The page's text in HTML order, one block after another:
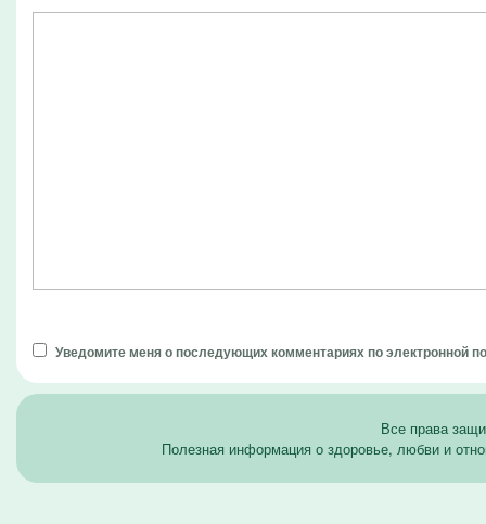
Уведомите меня о последующих комментариях по электронной
Все права
Полезная информация о здоровье, любви и